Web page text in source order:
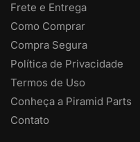
Frete e Entrega
Como Comprar
Compra Segura
Política de Privacidade
Termos de Uso
Conheça a Piramid Parts
Contato